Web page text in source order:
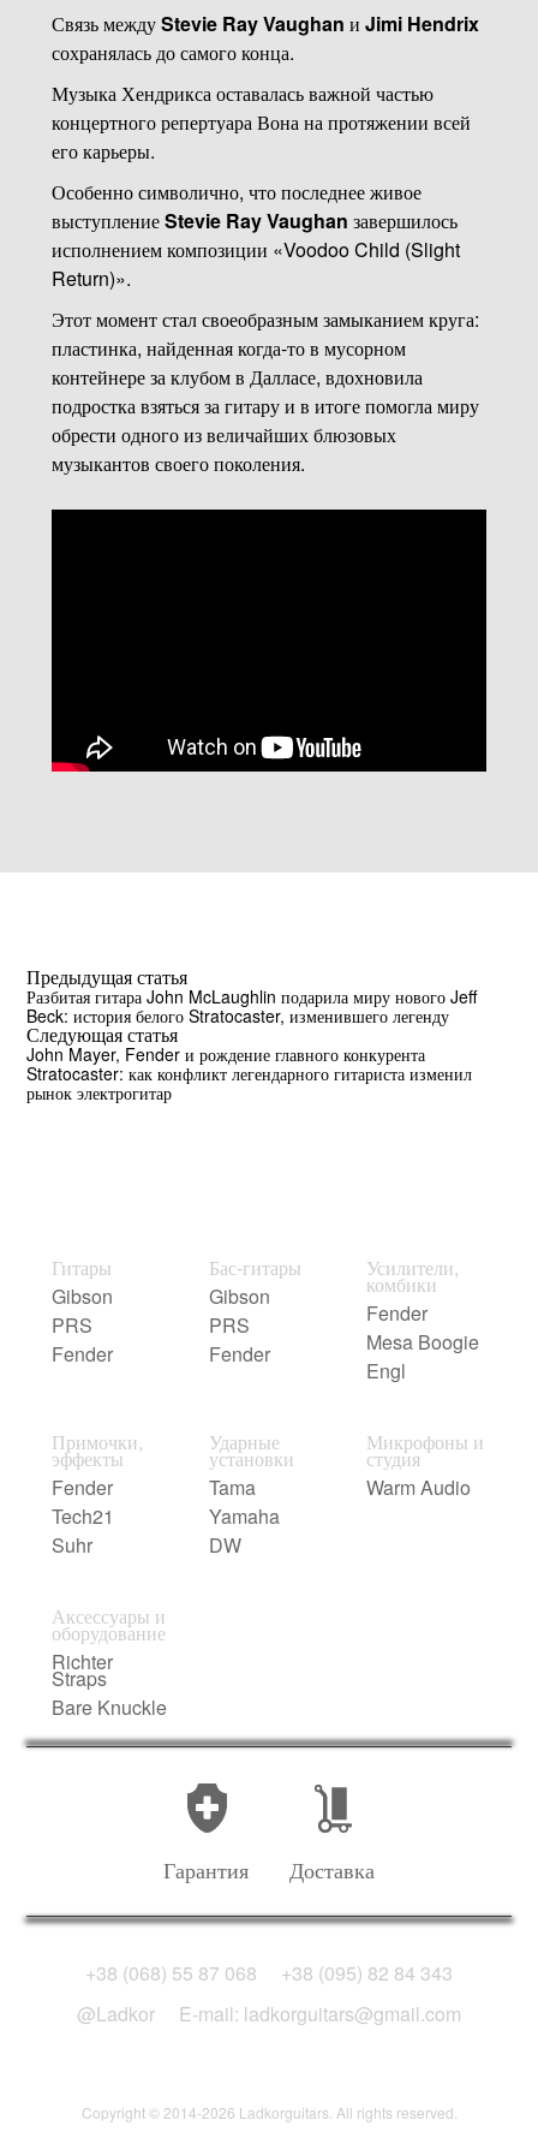
Связь междуStevie Ray Vaughan и Jimi Hendrix
сохранялась до самого конца.
Музыка Хендрикса оставалась важной частью
концертного репертуара Вона на протяжении всей
его карьеры.
Особенно символично, что последнее живое
выступлениеStevie Ray Vaughan завершилось
исполнением композиции «Voodoo Child (Slight
Return)».
Этот момент стал своеобразным замыканием круга:
пластинка, найденная когда-то в мусорном
контейнере за клубом в Далласе, вдохновила
подростка взяться за гитару и в итоге помогла миру
обрести одного из величайших блюзовых
музыкантов своего поколения.
Предыдущая статья
Разбитая гитара John McLaughlin подарила миру нового Jeff
Beck: история белого Stratocaster, изменившего легенду
Следующая статья
John Mayer, Fender и рождение главного конкурента
Stratocaster: как конфликт легендарного гитариста изменил
рынок электрогитар
Гитары
Gibson
PRS
Fender
Бас-гитары
Gibson
PRS
Fender
Усилители,
комбики
Fender
Mesa Boogie
Engl
Примочки,
эффекты
Fender
Tech21
Suhr
Ударные
установки
Tama
Yamaha
DW
Микрофоны и
студия
Warm Audio
Аксессуары и
оборудование
Richter
Straps
Bare Knuckle
Гарантия Доставка
+38 (068) 55 87 068
+38 (095) 82 84 343
@Ladkor
E-mail: ladkorguitars@gmail.com
Copyright © 2014-2026 Ladkorguitars. All rights reserved.